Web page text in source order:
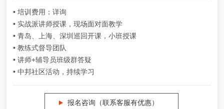
• 培训费用：详询
• 实战派讲师授课，现场面对面教学
• 青岛、上海、深圳巡回开课，小班授课
• 教练式督导团队
• 讲师+辅导员班级群答疑
• 中邦社区活动，持续学习
报名咨询（联系客服有优惠）